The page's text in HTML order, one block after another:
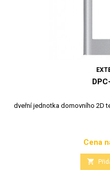
dveřní jednotka domovního 2D
Cena
